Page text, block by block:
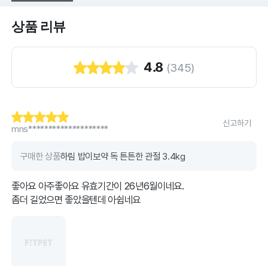
상품 리뷰
4.8 (345)
mns********************
신고하기
구매한 상품하림 밥이보약 독 튼튼한 관절 3.4kg
좋아요 아주좋아요 유효기간이 26년6월이네요.
좀더 길었으면 좋았을텐데 아쉽네요